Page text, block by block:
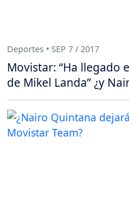
Deportes • SEP 7 / 2017
Movistar: “Ha llegado
de Mikel Landa” ¿y